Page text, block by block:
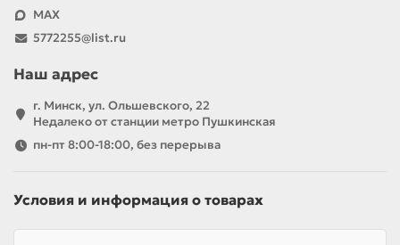
MAX
5772255@list.ru
Наш адрес
г. Минск, ул. Ольшевского, 22
Недалеко от станции метро Пушкинская
пн-пт 8:00-18:00, без перерыва
Условия и информация о товарах